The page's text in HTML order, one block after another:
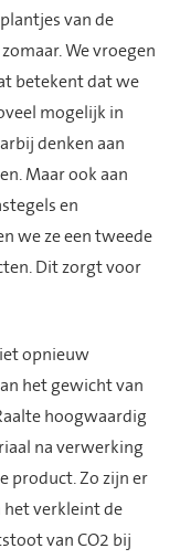
van de
We vroegen
betekent dat we
mogelijk in
denken aan
Maar ook aan
en
we ze een tweede
Dit zorgt voor
opnieuw
het gewicht van
hoogwaardig
na verwerking
product.Zo zijn er
verkleint de
van CO2 bij